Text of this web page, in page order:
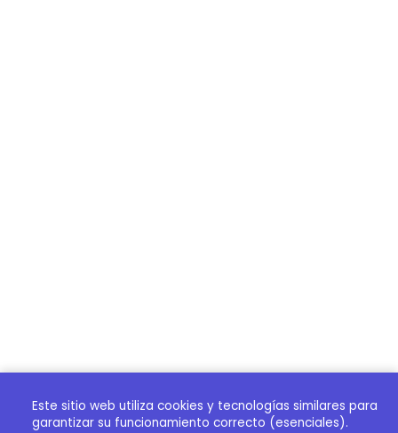
Este sitio web utiliza cookies y tecnologías similares para
garantizar su funcionamiento correcto (esenciales).